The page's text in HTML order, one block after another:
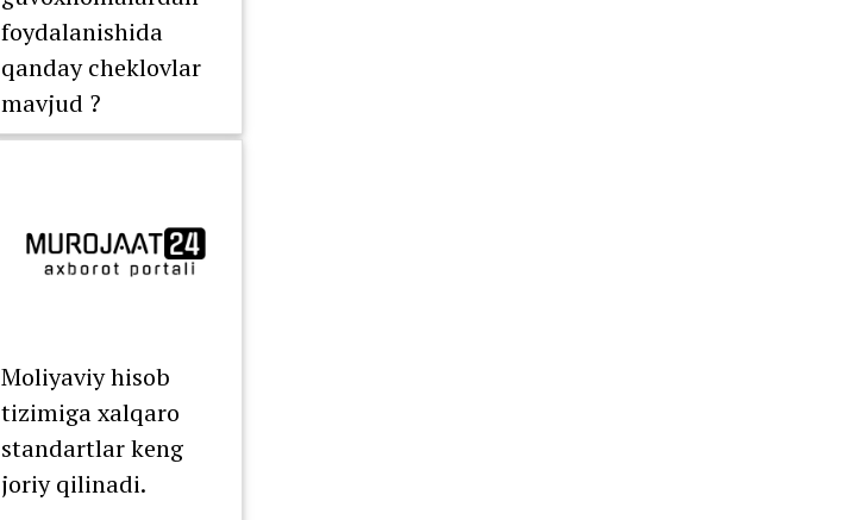
foydalanishida
qanday cheklovlar
mavjud ?
Moliyaviy hisob
tizimiga xalqaro
standartlar keng
joriy qilinadi.